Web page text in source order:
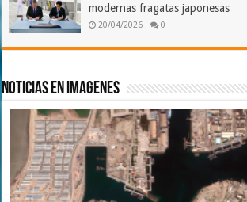
modernas fragatas japonesas
20/04/2026 0
Noticias en imagenes